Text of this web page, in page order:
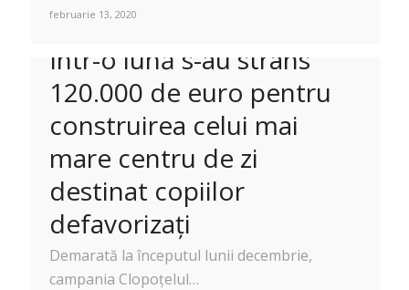
februarie 13, 2020
Într-o lună s-au strâns
120.000 de euro pentru
construirea celui mai
mare centru de zi
destinat copiilor
defavorizați
Demarată la începutul lunii decembrie,
campania Clopoțelul…